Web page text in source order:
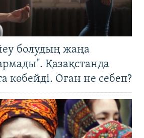
болудың жаңа
Қазақстанда
көбейді. Оған не себеп?